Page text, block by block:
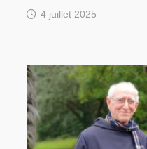
4 juillet 2025